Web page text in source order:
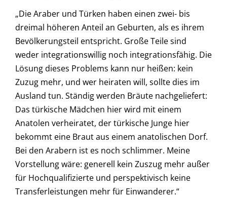
„Die Araber und Türken haben einen zwei- bis
dreimal höheren Anteil an Geburten, als es ihrem
Bevölkerungsteil entspricht. Große Teile sind
weder integrationswillig noch integrationsfähig. Die
Lösung dieses Problems kann nur heißen: kein
Zuzug mehr, und wer heiraten will, sollte dies im
Ausland tun. Ständig werden Bräute nachgeliefert:
Das türkische Mädchen hier wird mit einem
Anatolen verheiratet, der türkische Junge hier
bekommt eine Braut aus einem anatolischen Dorf.
Bei den Arabern ist es noch schlimmer. Meine
Vorstellung wäre: generell kein Zuszug mehr außer
für Hochqualifizierte und perspektivisch keine
Transferleistungen mehr für Einwanderer.“